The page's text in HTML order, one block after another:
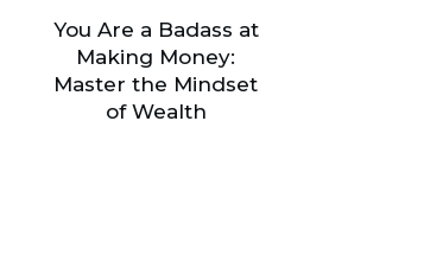
You Are a Badass at
Making Money:
Master the Mindset
of Wealth